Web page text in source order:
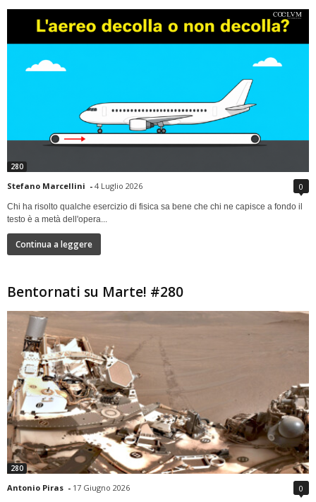
280
Stefano Marcellini - 4 Luglio 2026 0
Chi ha risolto qualche esercizio di fisica sa bene che chi ne capisce a fondo il
testo è a metà dell'opera...
Continua a leggere
Bentornati su Marte! #280
280
Antonio Piras - 17 Giugno 2026 0